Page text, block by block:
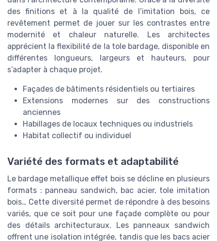
des finitions et à la qualité de l’imitation bois, ce
revêtement permet de jouer sur les contrastes entre
modernité et chaleur naturelle. Les architectes
apprécient la flexibilité de la tole bardage, disponible en
différentes longueurs, largeurs et hauteurs, pour
s’adapter à chaque projet.
Façades de bâtiments résidentiels ou tertiaires
Extensions modernes sur des constructions
anciennes
Habillages de locaux techniques ou industriels
Habitat collectif ou individuel
Variété des formats et adaptabilité
Le bardage metallique effet bois se décline en plusieurs
formats : panneau sandwich, bac acier, tole imitation
bois… Cette diversité permet de répondre à des besoins
variés, que ce soit pour une façade complète ou pour
des détails architecturaux. Les panneaux sandwich
offrent une isolation intégrée, tandis que les bacs acier